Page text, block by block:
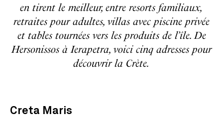
en tirent le meilleur, entre resorts familiaux,
retraites pour adultes, villas avec piscine privée
et tables tournées vers les produits de l’île. De
Hersonissos à Ierapetra, voici cinq adresses pour
découvrir la Crète.
Creta Maris